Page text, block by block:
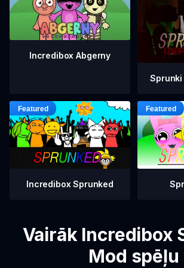
Incredibox Abgerny
Incredibox Sprunked
Vairāk Incredibox
Mod spēļu